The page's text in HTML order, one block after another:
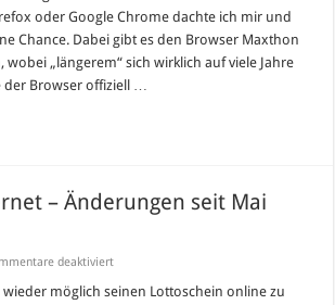
oder Google Chrome dachte ich mir und
Chance. Dabei gibt es den Browser Maxthon
wobei „längerem“ sich wirklich auf viele Jahre
der Browser offiziell …
– Änderungen seit Mai
deaktiviertfür
im
wieder möglich seinen Lottoschein online zu